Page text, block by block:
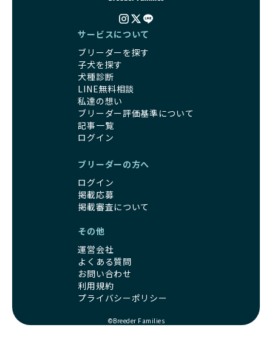
サービスについて
ブリーダーを探す
子犬を探す
犬種診断
LINE無料相談
私達の想い
ブリーダー評価基準について
記事一覧
ログイン
ブリーダーの方へ
ログイン
掲載応募
掲載審査について
その他
運営会社
よくある質問
お問い合わせ
利用規約
プライバシーポリシー
©Breeder Families